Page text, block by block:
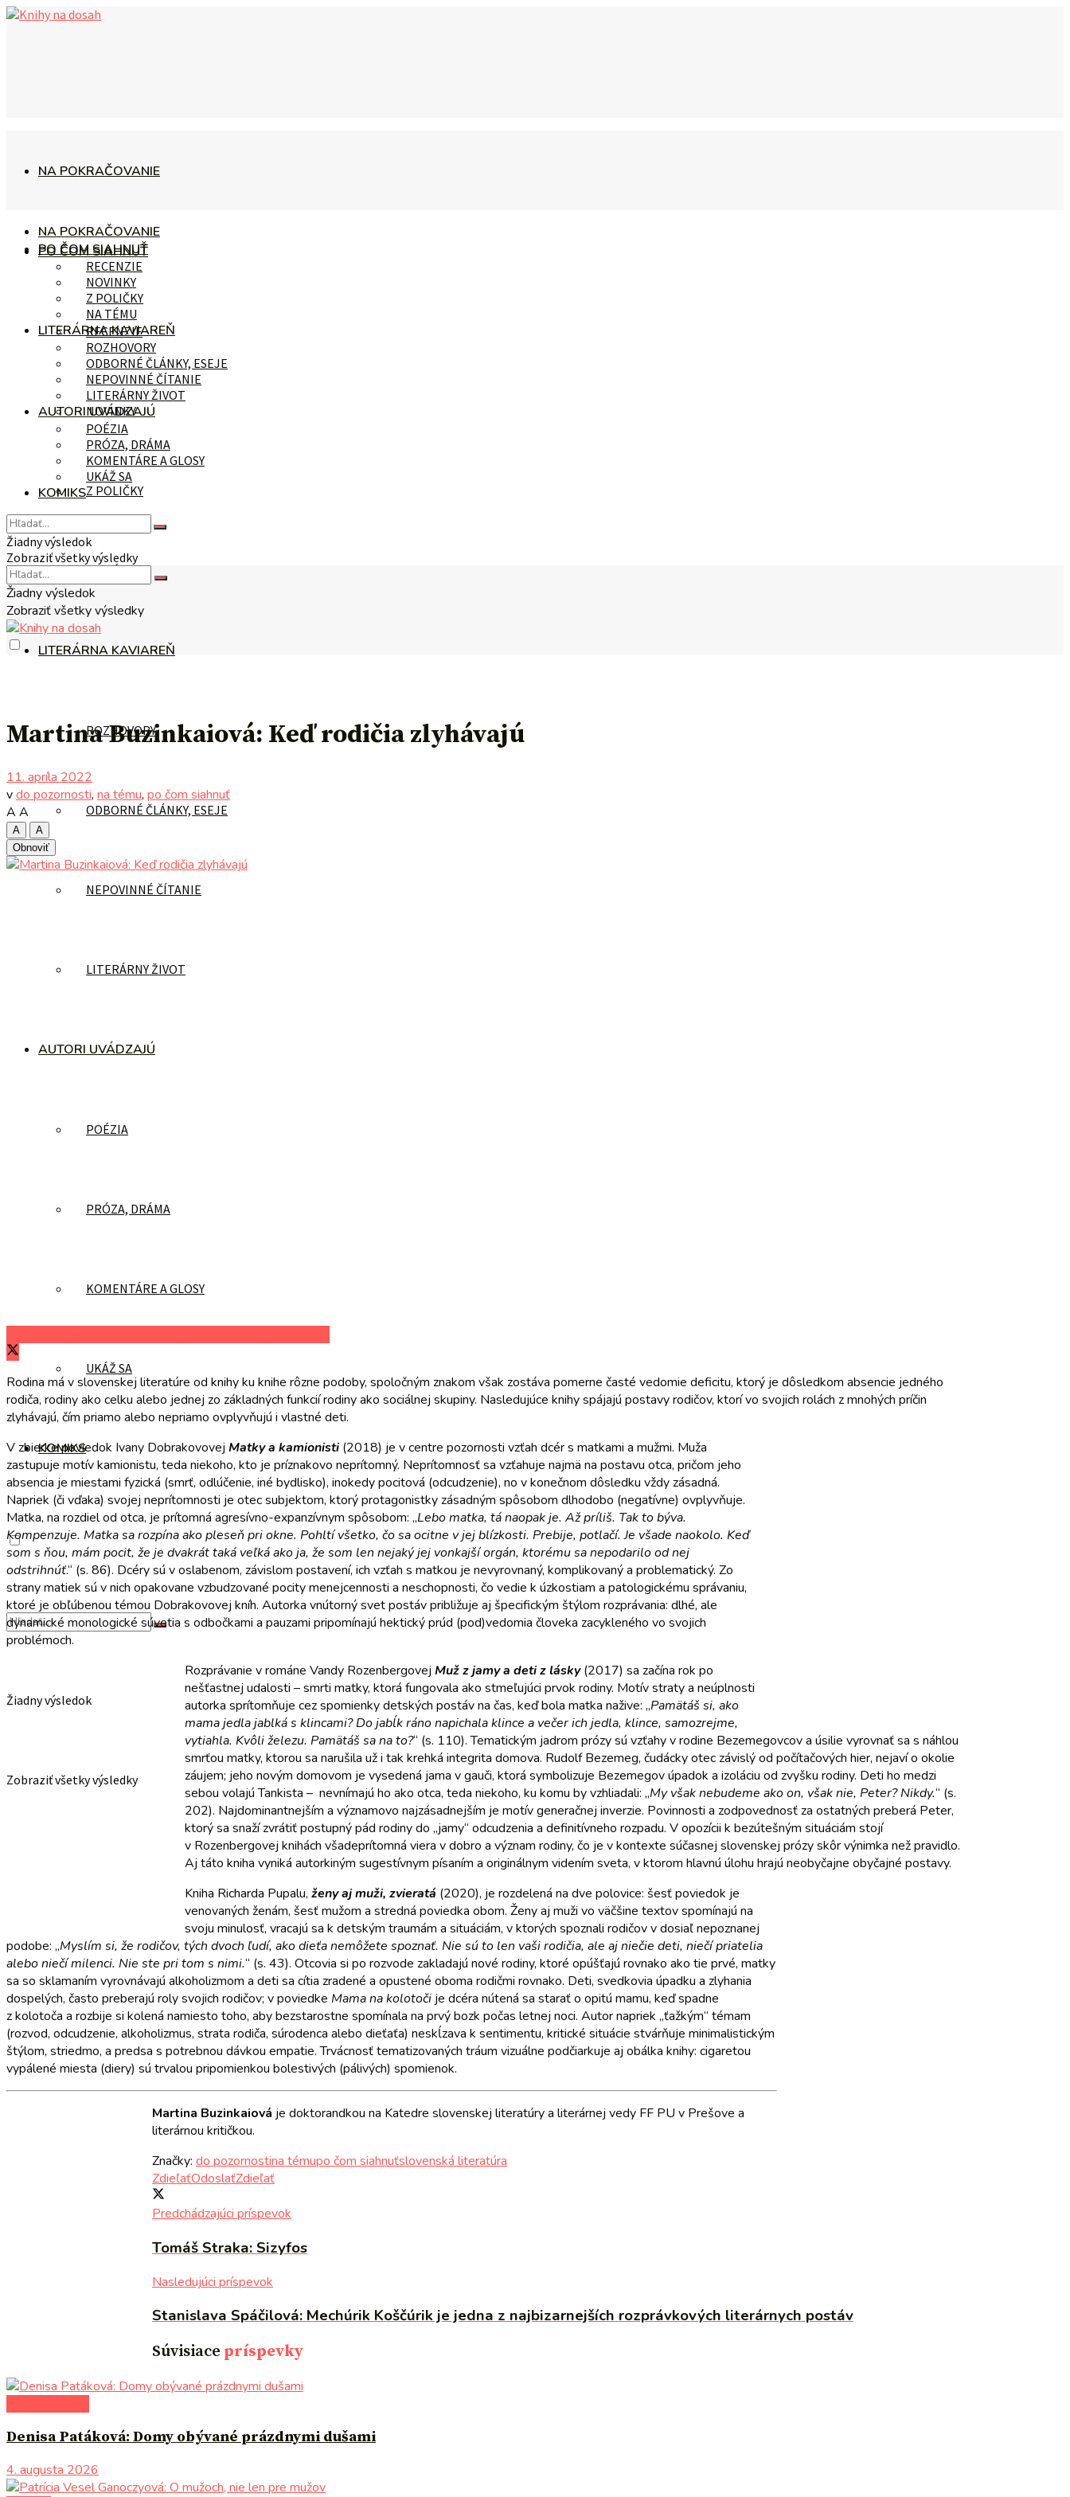
NA POKRAČOVANIE
PO ČOM SIAHNUŤ
RECENZIE
NOVINKY
Z POLIČKY
NA TÉMU
LITERÁRNA KAVIAREŇ
ROZHOVORY
ODBORNÉ ČLÁNKY, ESEJE
NEPOVINNÉ ČÍTANIE
LITERÁRNY ŽIVOT
AUTORI UVÁDZAJÚ
POÉZIA
PRÓZA, DRÁMA
KOMENTÁRE A GLOSY
UKÁŽ SA
KOMIKS
Žiadny výsledok
Zobraziť všetky výsledky
NA POKRAČOVANIE
PO ČOM SIAHNUŤ
RECENZIE
NOVINKY
Z POLIČKY
NA TÉMU
LITERÁRNA KAVIAREŇ
ROZHOVORY
ODBORNÉ ČLÁNKY, ESEJE
NEPOVINNÉ ČÍTANIE
LITERÁRNY ŽIVOT
AUTORI UVÁDZAJÚ
POÉZIA
PRÓZA, DRÁMA
KOMENTÁRE A GLOSY
UKÁŽ SA
KOMIKS
Žiadny výsledok
Zobraziť všetky výsledky
Žiadny výsledok
Zobraziť všetky výsledky
Martina Buzinkaiová: Keď rodičia zlyhávajú
11. apríla 2022
vdo pozornosti, na tému, po čom siahnuť
A A
A
A
Obnoviť
Rodina má v slovenskej literatúre od knihy ku knihe rôzne podoby, spoločným znakom však zostáva pomerne časté vedomie deficitu, ktorý je dôsledkom absencie jedného
rodiča, rodiny ako celku alebo jednej zo základných funkcií rodiny ako sociálnej skupiny. Nasledujúce knihy spájajú postavy rodičov, ktorí vo svojich rolách z mnohých príčin
zlyhávajú, čím priamo alebo nepriamo ovplyvňujú i vlastné deti.
V zbierke poviedok Ivany Dobrakovovej Matky a kamionisti(2018) je v centre pozornosti vzťah dcér s matkami a mužmi. Muža
zastupuje motív kamionistu, teda niekoho, kto je príznakovo neprítomný. Neprítomnosť sa vzťahuje najmä na postavu otca, pričom jeho
absencia je miestami fyzická (smrť, odlúčenie, iné bydlisko), inokedy pocitová (odcudzenie), no v konečnom dôsledku vždy zásadná.
Napriek (či vďaka) svojej neprítomnosti je otec subjektom, ktorý protagonistky zásadným spôsobom dlhodobo (negatívne) ovplyvňuje.
Matka, na rozdiel od otca, je prítomná agresívno-expanzívnym spôsobom: „Lebo matka, tá naopak je. Až príliš. Tak to býva.
Kompenzuje. Matka sa rozpína ako pleseň pri okne. Pohltí všetko, čo sa ocitne v jej blízkosti. Prebije, potlačí. Je všade naokolo. Keď
som s ňou, mám pocit, že je dvakrát taká veľká ako ja, že som len nejaký jej vonkajší orgán, ktorému sa nepodarilo od nej
odstrihnúť.“ (s. 86). Dcéry sú v oslabenom, závislom postavení, ich vzťah s matkou je nevyrovnaný, komplikovaný a problematický. Zo
strany matiek sú v nich opakovane vzbudzované pocity menejcennosti a neschopnosti, čo vedie k úzkostiam a patologickému správaniu,
ktoré je obľúbenou témou Dobrakovovej kníh. Autorka vnútorný svet postáv približuje aj špecifickým štýlom rozprávania: dlhé, ale
dynamické monologické súvetia s odbočkami a pauzami pripomínajú hektický prúd (pod)vedomia človeka zacykleného vo svojich
problémoch.
Rozprávanie v románe Vandy Rozenbergovej Muž z jamy a deti z lásky(2017) sa začína rok po
nešťastnej udalosti – smrti matky, ktorá fungovala ako stmeľujúci prvok rodiny. Motív straty a neúplnosti
autorka sprítomňuje cez spomienky detských postáv na čas, keď bola matka nažive: „Pamätáš si, ako
mama jedla jablká s klincami? Do jabĺk ráno napichala klince a večer ich jedla, klince, samozrejme,
vytiahla. Kvôli železu. Pamätáš sa na to?“ (s. 110). Tematickým jadrom prózy sú vzťahy v rodine Bezemegovcov a úsilie vyrovnať sa s náhlou
smrťou matky, ktorou sa narušila už i tak krehká integrita domova. Rudolf Bezemeg, čudácky otec závislý od počítačových hier, nejaví o okolie
záujem; jeho novým domovom je vysedená jama v gauči, ktorá symbolizuje Bezemegov úpadok a izoláciu od zvyšku rodiny. Deti ho medzi
sebou volajú Tankista – nevnímajú ho ako otca, teda niekoho, ku komu by vzhliadali: „My však nebudeme ako on, však nie, Peter? Nikdy.“ (s.
202). Najdominantnejším a významovo najzásadnejším je motív generačnej inverzie. Povinnosti a zodpovednosť za ostatných preberá Peter,
ktorý sa snaží zvrátiť postupný pád rodiny do „jamy“ odcudzenia a definitívneho rozpadu. V opozícii k bezútešným situáciám stojí
v Rozenbergovej knihách všadeprítomná viera v dobro a význam rodiny, čo je v kontexte súčasnej slovenskej prózy skôr výnimka než pravidlo.
Aj táto kniha vyniká autorkiným sugestívnym písaním a originálnym videním sveta, v ktorom hlavnú úlohu hrajú neobyčajne obyčajné postavy.
Kniha Richarda Pupalu, ženy aj muži, zvieratá (2020), je rozdelená na dve polovice: šesť poviedok je
venovaných ženám, šesť mužom a stredná poviedka obom. Ženy aj muži vo väčšine textov spomínajú na
svoju minulosť, vracajú sa k detským traumám a situáciám, v ktorých spoznali rodičov v dosiaľ nepoznanej
podobe: „Myslím si, že rodičov, tých dvoch ľudí, ako dieťa nemôžete spoznať. Nie sú to len vaši rodičia, ale aj niečie deti, niečí priatelia
alebo niečí milenci. Nie ste pri tom s nimi.“ (s. 43). Otcovia si po rozvode zakladajú nové rodiny, ktoré opúšťajú rovnako ako tie prvé, matky
sa so sklamaním vyrovnávajú alkoholizmom a deti sa cítia zradené a opustené oboma rodičmi rovnako. Deti, svedkovia úpadku a zlyhania
dospelých, často preberajú roly svojich rodičov; v poviedke Mama na kolotoči je dcéra nútená sa starať o opitú mamu, keď spadne
z kolotoča a rozbije si kolená namiesto toho, aby bezstarostne spomínala na prvý bozk počas letnej noci. Autor napriek „ťažkým“ témam
(rozvod, odcudzenie, alkoholizmus, strata rodiča, súrodenca alebo dieťaťa) neskĺzava k sentimentu, kritické situácie stvárňuje minimalistickým
štýlom, striedmo, a predsa s potrebnou dávkou empatie. Trvácnosť tematizovaných tráum vizuálne podčiarkuje aj obálka knihy: cigaretou
vypálené miesta (diery) sú trvalou pripomienkou bolestivých (pálivých) spomienok.
Martina Buzinkaiová je doktorandkou na Katedre slovenskej literatúry a literárnej vedy FF PU v Prešove a
literárnou kritičkou.
Značky: do pozornostina témupo čom siahnuťslovenská literatúra
ZdieľaťOdoslaťZdieľať
Predchádzajúci príspevok
Tomáš Straka: Sizyfos
Nasledujúci príspevok
Stanislava Spáčilová: Mechúrik Koščúrik je jedna z najbizarnejších rozprávkových literárnych postáv
Súvisiace príspevky
Denisa Patáková: Domy obývané prázdnymi dušami
4. augusta 2026